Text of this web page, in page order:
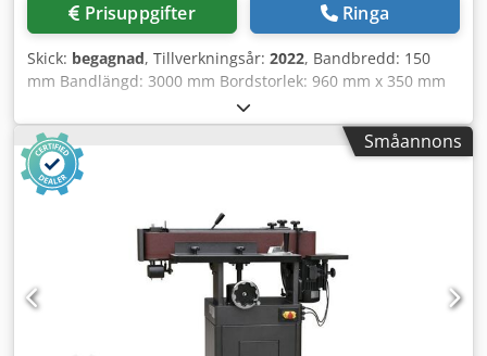
Prisuppgifter Ringa
Skick: begagnad, Tillverkningsår: 2022, Bandbredd: 150
mm Bandlängd: 3000 mm Bordstorlek: 960 mm x 350 mm
Extra bord: 330 mm x 330 mm Fanérslipningsanordning: ja
Oscillation: ja Slipaggregat svängbart: ja Utsugsanslutning:
120 mm Motoreffekt: 3 kW Maskinlängd: 1910 mm
Maskinbredd: 840 mm Djdjzq Dczjpfx Abzock Vikt: 330 kg
Småannons